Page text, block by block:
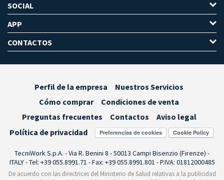
SOCIAL
APP
CONTACTOS
Perfil de la empresa
Nuestros Servicios
Cómo comprar
Condiciones de venta
Preguntas frecuentes
Contactos
Aviso legal
Política de privacidad
Preferencias de cookies
TecniWork S.p.A. - Via R. Benini 8 - 50013 Campi Bisenzio (Firenze) -
ITALY - Tel: +39 055.8991.71 - Fax: +39 055.8991.801 - P.IVA: 01812000485
De acuerdo con las directrices del Ministerio de Salud relativas a la publicidad